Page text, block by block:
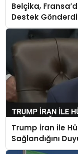
Belçika,
Destek Gönderdi
Trump İran ile
Sağlandığını